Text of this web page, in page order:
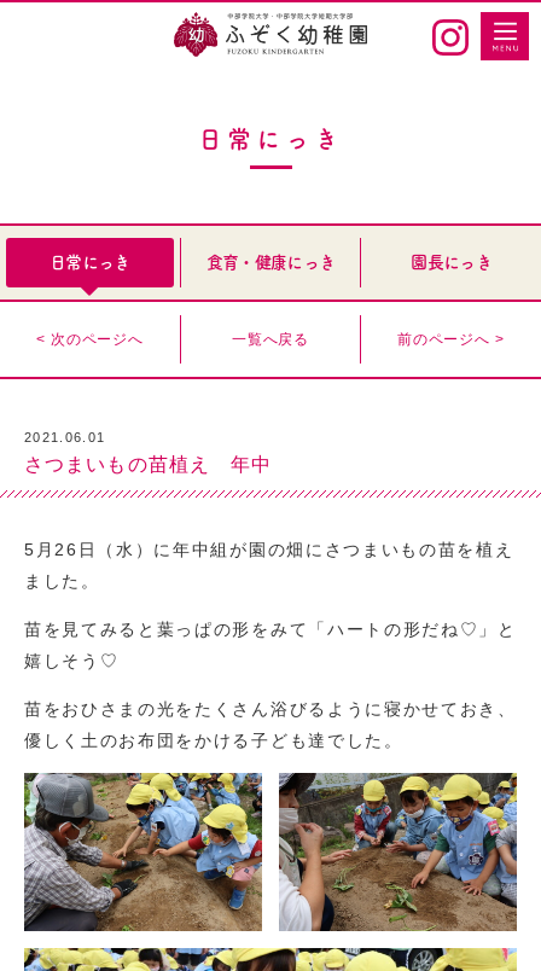
日常にっき
日常にっき 食育・健康にっき 園長にっき
< 次のページへ 一覧へ戻る 前のページへ >
2021.06.01
さつまいもの苗植え 年中
5月26日（水）に年中組が園の畑にさつまいもの苗を植え
ました。
苗を見てみると葉っぱの形をみて「ハートの形だね♡」と
嬉しそう♡
苗をおひさまの光をたくさん浴びるように寝かせておき、
優しく土のお布団をかける子ども達でした。